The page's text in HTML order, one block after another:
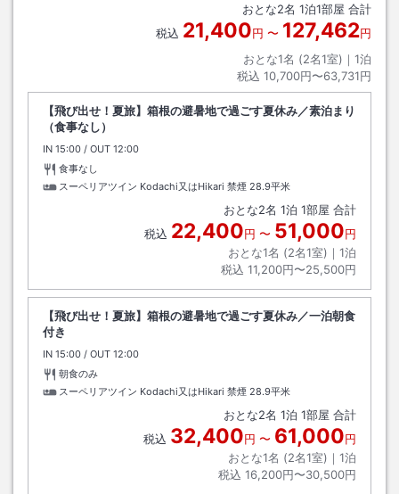
おとな2名 1泊1部屋 合計
税込 21,400円 〜 127,462円
おとな1名 (2名1室)｜ 1泊
税込 10,700円〜63,731円
【飛び出せ！夏旅】箱根の避暑地で過ごす夏休み／素泊まり
（食事なし）
IN チェックイン
15:00 / OUT チェックアウト
12:00
食事なし
スーペリアツイン Kodachi又はHikari 禁煙 28.9平米
おとな2名 1泊 1部屋 合計
税込 22,400円 〜 51,000円
おとな1名 (2名1室)｜ 1泊
税込 11,200円〜25,500円
【飛び出せ！夏旅】箱根の避暑地で過ごす夏休み／一泊朝食
付き
IN チェックイン
15:00 / OUT チェックアウト
12:00
朝食のみ
スーペリアツイン Kodachi又はHikari 禁煙 28.9平米
おとな2名 1泊 1部屋 合計
税込 32,400円 〜 61,000円
おとな1名 (2名1室)｜ 1泊
税込 16,200円〜30,500円